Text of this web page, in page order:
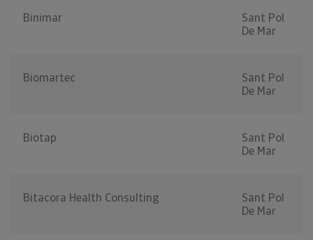
Binimar
Sant Pol
De Mar
Biomartec
Sant Pol
De Mar
Biotap
Sant Pol
De Mar
Bitacora Health Consulting
Sant Pol
De Mar